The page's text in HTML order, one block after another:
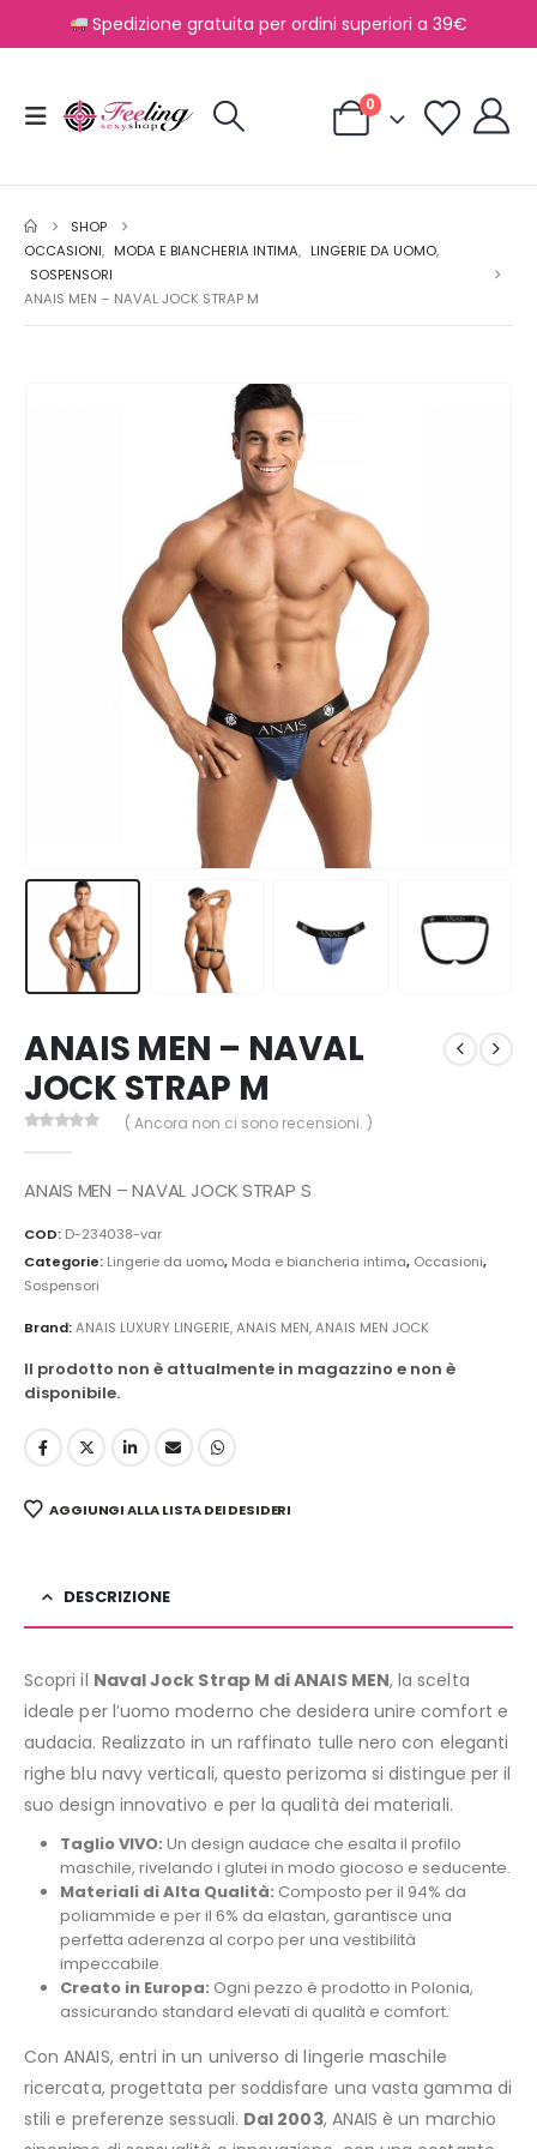
Spedizione gratuita per ordini superiori a 39€
0
SHOP
OCCASIONI, MODA E BIANCHERIA INTIMA, LINGERIE DA UOMO,
SOSPENSORI
ANAIS MEN – NAVAL JOCK STRAP M
ANAIS MEN – NAVAL
JOCK STRAP M
( Ancora non ci sono recensioni. )
ANAIS MEN – NAVAL JOCK STRAP S
COD: D-234038-var
Categorie: Lingerie da uomo, Moda e biancheria intima, Occasioni,
Sospensori
Brand:ANAIS LUXURY LINGERIE,ANAIS MEN,ANAIS MEN JOCK
Il prodotto non è attualmente in magazzino e non è
disponibile.
AGGIUNGI ALLA LISTA DEI DESIDERI
DESCRIZIONE
Scopri il Naval Jock Strap M di ANAIS MEN, la scelta
ideale per l’uomo moderno che desidera unire comfort e
audacia. Realizzato in un raffinato tulle nero con eleganti
righe blu navy verticali, questo perizoma si distingue per il
suo design innovativo e per la qualità dei materiali.
Taglio VIVO: Un design audace che esalta il profilo
maschile, rivelando i glutei in modo giocoso e seducente.
Materiali di Alta Qualità: Composto per il 94% da
poliammide e per il 6% da elastan, garantisce una
perfetta aderenza al corpo per una vestibilità
impeccabile.
Creato in Europa: Ogni pezzo è prodotto in Polonia,
assicurando standard elevati di qualità e comfort.
Con ANAIS, entri in un universo di lingerie maschile
ricercata, progettata per soddisfare una vasta gamma di
stili e preferenze sessuali. Dal 2003, ANAIS è un marchio